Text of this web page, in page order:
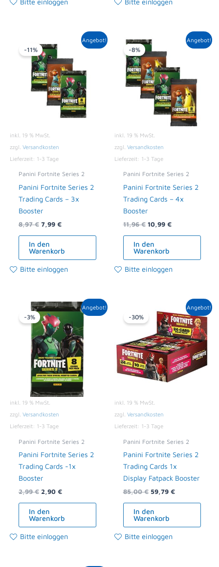
Angebot!
-11%
inkl. 19 % MwSt.
zzgl. Versandkosten
Lieferzeit: 1-3 Tage
Panini Fortnite Series 2
Panini Fortnite Series 2
Trading Cards – 3x
Booster
8,97€
Ursprünglicher
Preis
war:
8,97 €
7,99 €
Aktueller
7,99 €.
In den
Warenkorb
Bitte einloggen
Angebot!
-8%
inkl. 19 % MwSt.
zzgl. Versandkosten
Lieferzeit: 1-3 Tage
Panini Fortnite Series 2
Panini Fortnite Series 2
Trading Cards – 4x
Booster
11,96€
Ursprünglicher
Preis
war:
11,96 €
10,99 €
Aktueller
Preis
In den
Warenkorb
Bitte einloggen
Angebot!
-3%
inkl. 19 % MwSt.
zzgl. Versandkosten
Lieferzeit: 1-3 Tage
Panini Fortnite Series 2
Panini Fortnite Series 2
Trading Cards -1x
Booster
2,99€
Ursprünglicher
Preis
war:
2,99 €
2,90 €
Aktueller
Preis
ist:
2,90 €.
In den
Warenkorb
Bitte einloggen
Angebot!
-30%
inkl. 19 % MwSt.
zzgl. Versandkosten
Lieferzeit: 1-3 Tage
Panini Fortnite Series 2
Panini Fortnite Series 2
Trading Cards 1x
Display Fatpack Booster
85,00€
Ursprünglicher
Preis
war:
85,00 €
59,79 €
Aktueller
Preis
ist:
59,79 €.
In den
Warenkorb
Bitte einloggen